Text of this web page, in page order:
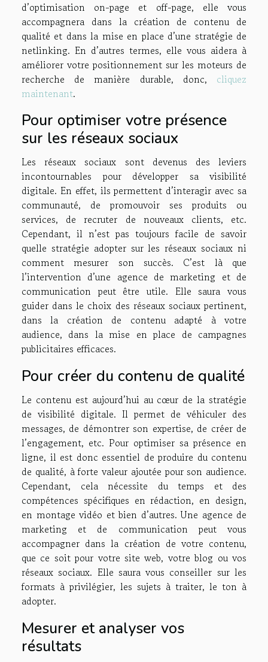
d’optimisation on-page et off-page, elle vous
accompagnera dans la création de contenu de
qualité et dans la mise en place d’une stratégie de
netlinking. En d’autres termes, elle vous aidera à
améliorer votre positionnement sur les moteurs de
recherche de manière durable, donc, cliquez
maintenant.
Pour optimiser votre présence
sur les réseaux sociaux
Les réseaux sociaux sont devenus des leviers
incontournables pour développer sa visibilité
digitale. En effet, ils permettent d’interagir avec sa
communauté, de promouvoir ses produits ou
services, de recruter de nouveaux clients, etc.
Cependant, il n’est pas toujours facile de savoir
quelle stratégie adopter sur les réseaux sociaux ni
comment mesurer son succès. C’est là que
l’intervention d’une agence de marketing et de
communication peut être utile. Elle saura vous
guider dans le choix des réseaux sociaux pertinent,
dans la création de contenu adapté à votre
audience, dans la mise en place de campagnes
publicitaires efficaces.
Pour créer du contenu de qualité
Le contenu est aujourd’hui au cœur de la stratégie
de visibilité digitale. Il permet de véhiculer des
messages, de démontrer son expertise, de créer de
l’engagement, etc. Pour optimiser sa présence en
ligne, il est donc essentiel de produire du contenu
de qualité, à forte valeur ajoutée pour son audience.
Cependant, cela nécessite du temps et des
compétences spécifiques en rédaction, en design,
en montage vidéo et bien d’autres. Une agence de
marketing et de communication peut vous
accompagner dans la création de votre contenu,
que ce soit pour votre site web, votre blog ou vos
réseaux sociaux. Elle saura vous conseiller sur les
formats à privilégier, les sujets à traiter, le ton à
adopter.
Mesurer et analyser vos
résultats